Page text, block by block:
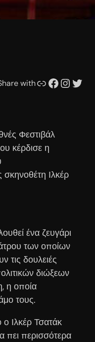
withΣυνδέσμου Facebook Instagram Twitter
Φεστιβάλ
κέρδισε η
Ιλκέρ
ένα ζευγάρι
των οποίων
τις δουλειές
διώξεων
η οποία
τους.
Ιλκέρ Τσατάκ
πει περισσότερα